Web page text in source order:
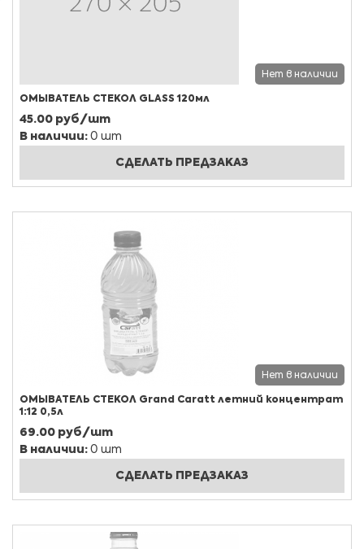
Нет в наличии
ОМЫВАТЕЛЬ СТЕКОЛ GLASS 120мл
45.00 руб/шт
В наличии: 0 шт
СДЕЛАТЬ ПРЕДЗАКАЗ
Нет в наличии
ОМЫВАТЕЛЬ СТЕКОЛ Grand Caratt летний концентрат
1:12 0,5л
69.00 руб/шт
В наличии: 0 шт
СДЕЛАТЬ ПРЕДЗАКАЗ